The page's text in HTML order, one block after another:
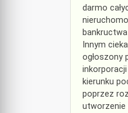
darmo
Innym
ogłoszony
inkorporacji
kierunku
poprzez
utworzenie